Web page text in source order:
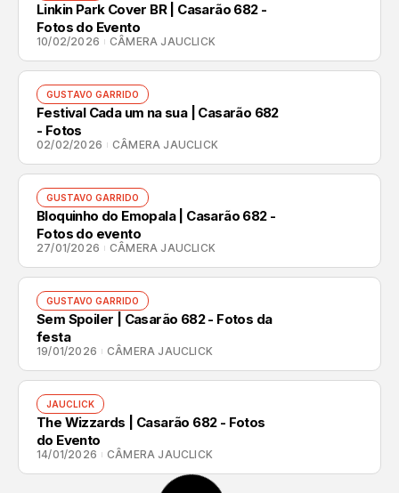
Linkin Park Cover BR | Casarão 682 -
Fotos do Evento
10/02/2026 CÂMERA JAUCLICK
GUSTAVO GARRIDO
Festival Cada um na sua | Casarão 682
- Fotos
02/02/2026 CÂMERA JAUCLICK
GUSTAVO GARRIDO
Bloquinho do Emopala | Casarão 682 -
Fotos do evento
27/01/2026 CÂMERA JAUCLICK
GUSTAVO GARRIDO
Sem Spoiler | Casarão 682 - Fotos da
festa
19/01/2026 CÂMERA JAUCLICK
JAUCLICK
The Wizzards | Casarão 682 - Fotos
do Evento
14/01/2026 CÂMERA JAUCLICK